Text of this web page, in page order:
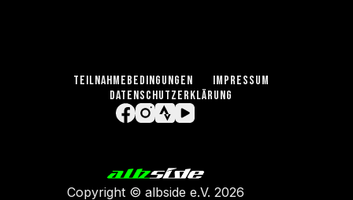
TEILNAHMEBEDINGUNGEN
IMPRESSUM
DATENSCHUTZERKLÄRUNG
Copyright © albside e.V. 2026